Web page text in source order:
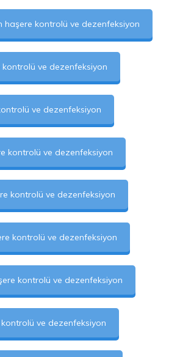
haşere kontrolü ve dezenfeksiyon
kontrolü ve dezenfeksiyon
ve dezenfeksiyon
kontrolü ve dezenfeksiyon
kontrolü ve dezenfeksiyon
kontrolü ve dezenfeksiyon
kontrolü ve dezenfeksiyon
ve dezenfeksiyon